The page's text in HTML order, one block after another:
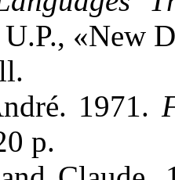
«New
1971.
p.